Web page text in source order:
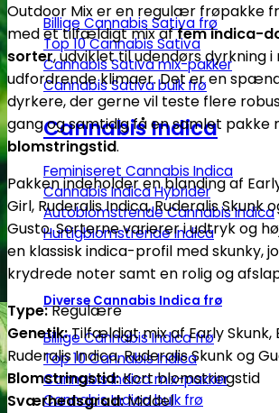
Billige Cannabis Sativa frø
Top 10 Cannabis Sativa
Cannabis Sativa mix-pakker
Cannabis Sativa bulk frø
Cannabis Indica
Feminiseret Cannabis Indica
Cannabis Indica Hybrider
Autoblomstrende Cannabis Indica
Hurtigblomstrende Indica
Diverse Cannabis Indica frø
Billige Cannabis Indica frø
Top 10 Cannabis Indica
Cannabis Indica mix-pakker
Cannabis Indica bulk frø
25
stk.
Regulære
skunkfrø
|
Sensi
Seeds
antal
Outdoor Mix er en regulær frøpakke
med et tilfældigt mix affem indica-
sorter, udviklet til udendørs dyrkning i
udfordrende klimaer. Det er en
dyrkere, der gerne vil teste flere
gang og samtidig få en samlet pakke
blomstringstid.
Pakken indeholder en blanding af
Girl, Ruderalis Indica, Ruderalis Skunk
Gusto. Sorterne varierer i udtryk og
en klassisk indica-profil med skunky,
krydrede noter samt en rolig og
Type:Regulære
Genetik:Tilfældigt mix af Early Skunk,
Ruderalis Indica, Ruderalis Skunk og
Blomstringstid:Kort blomstringstid
Sværhedsgrad:Middel